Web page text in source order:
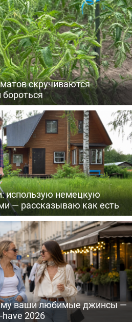
скручиваются
использую немецкую
— рассказываю как есть
ваши любимые джинсы —
2026